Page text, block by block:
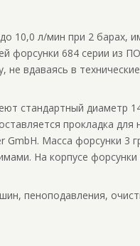
10,0 л/мин при 2 барах,
форсунки 684 серии из
не вдаваясь в
стандартный диаметр
прокладка для
GmbH. Масса форсунки 3
На корпусе
пеноподавления,